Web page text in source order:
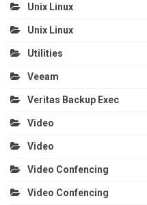
Unix Linux
Unix Linux
Utilities
Veeam
Veritas Backup Exec
Video
Video
Video Confencing
Video Confencing